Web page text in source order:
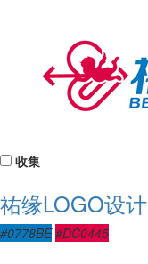
收集
祐缘LOGO设计
#0778BE #DC0445